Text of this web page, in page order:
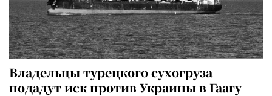
Владельцы турецкого сухогруза
подадут иск против Украины в Гаагу